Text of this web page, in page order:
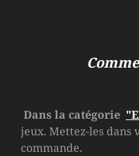
Dans la catégorie
jeux. Mettez-les
commande.